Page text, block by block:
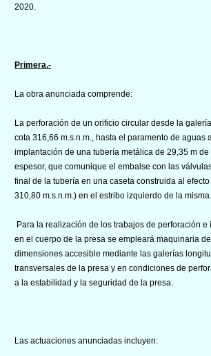
2020.
Primera.-
La obra anunciada comprende:
La perforación de un orificio circular desde la
cota 316,66 m.s.n.m., hasta el paramento de aguas
implantación de una tubería metálica de 29,35 m de
espesor, que comunique el embalse con las
final de la tubería en una caseta construida al
310,80 m.s.n.m.) en el estribo izquierdo de la misma.
Para la realización de los trabajos de perforación
en el cuerpo de la presa se empleará maquinaria
dimensiones accesible mediante las galerías
transversales de la presa y en condiciones de
a la estabilidad y la seguridad de la presa.
Las actuaciones anunciadas incluyen: